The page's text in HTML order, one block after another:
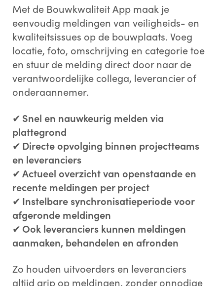
Met de Bouwkwaliteit App maak je
eenvoudig meldingen van veiligheids- en
kwaliteitsissues op de bouwplaats. Voeg
locatie, foto, omschrijving en categorie toe
en stuur de melding direct door naar de
verantwoordelijke collega, leverancier of
onderaannemer.
✔ Snel en nauwkeurig melden via
plattegrond
✔ Directe opvolging binnen projectteams
en leveranciers
✔Actueel overzicht van openstaande en
recente meldingen per project
✔ Instelbare synchronisatieperiode voor
afgeronde meldingen
✔ Ook leveranciers kunnen meldingen
aanmaken, behandelen en afronden
Zo houden uitvoerders en leveranciers
altijd grip op meldingen, zonder onnodige